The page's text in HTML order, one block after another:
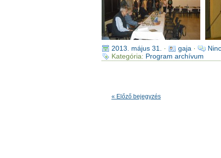
2013. május 31. · gaja ·
Kategória: Program archívum
« Előző bejegyzés